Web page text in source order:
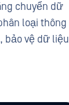
chuyển dữ
loại thông
bảo vệ dữ liệu